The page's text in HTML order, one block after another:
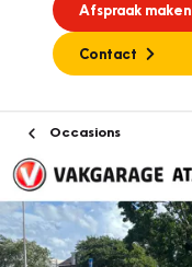
Afspraak maken
Contact
Occasions